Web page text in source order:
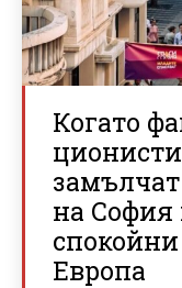
Когато
на София
Европа